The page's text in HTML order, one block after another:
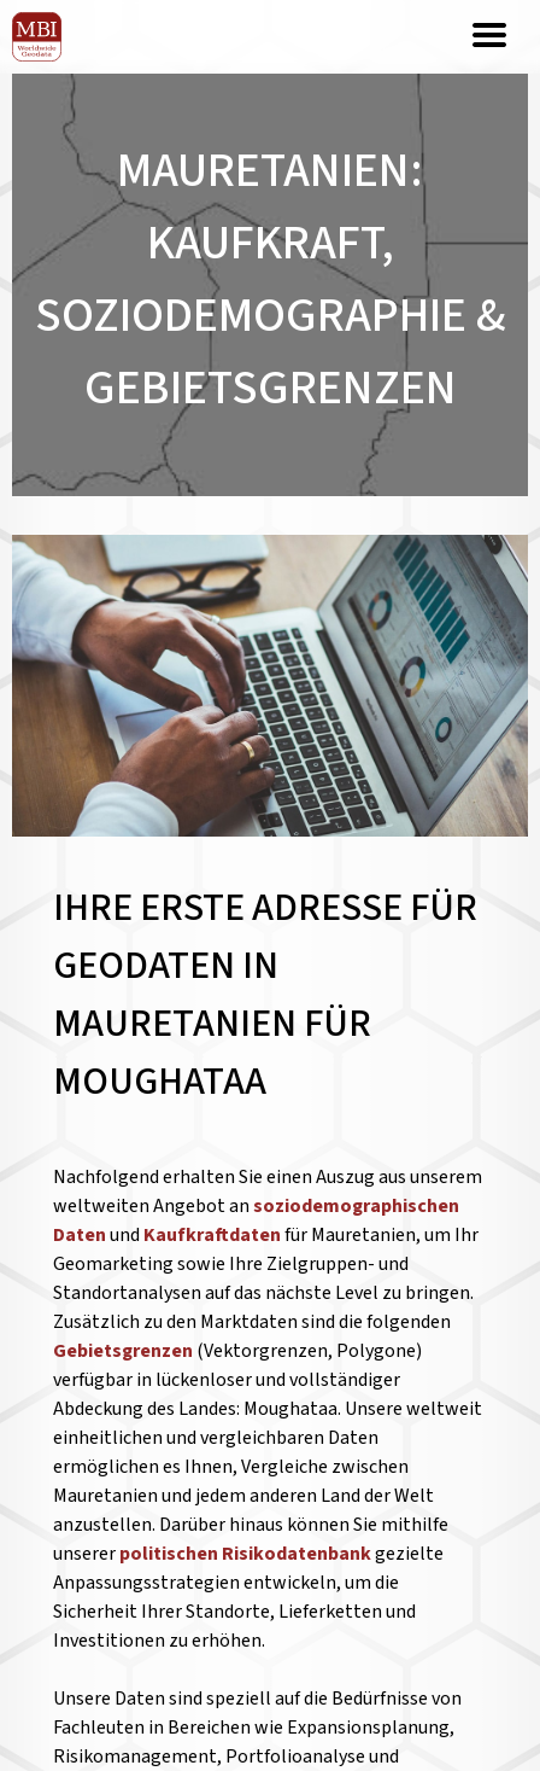
MAURETANIEN:
KAUFKRAFT,
SOZIODEMOGRAPHIE &
GEBIETSGRENZEN
IHRE ERSTE ADRESSE FÜR
GEODATEN IN
MAURETANIEN FÜR
MOUGHATAA
Nachfolgend erhalten Sie einen Auszug aus unserem
weltweiten Angebot ansoziodemographischen
Datenund Kaufkraftdatenfür Mauretanien, um Ihr
Geomarketing sowie Ihre Zielgruppen- und
Standortanalysen auf das nächste Level zu bringen.
Zusätzlich zu den Marktdaten sind die folgenden
Gebietsgrenzen (Vektorgrenzen, Polygone)
verfügbar in lückenloser und vollständiger
Abdeckung des Landes: Moughataa. Unsere weltweit
einheitlichen und vergleichbaren Daten
ermöglichen es Ihnen, Vergleiche zwischen
Mauretanien und jedem anderen Land der Welt
anzustellen. Darüber hinaus können Sie mithilfe
unsererpolitischen Risikodatenbankgezielte
Anpassungsstrategien entwickeln, um die
Sicherheit Ihrer Standorte, Lieferketten und
Investitionen zu erhöhen.
Unsere Daten sind speziell auf die Bedürfnisse von
Fachleuten in Bereichen wie Expansionsplanung,
Risikomanagement, Portfolioanalyse und